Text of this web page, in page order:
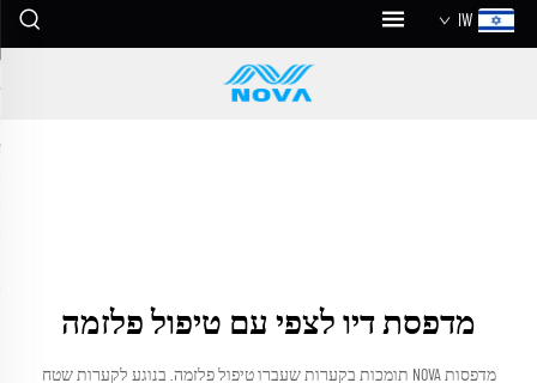
IW
מדפסת דיו לצפי עם טיפול פלזמה
מדפסות NOVA תומכות בקערות שעברו טיפול פלזמה. בנוגע לקערות שטח